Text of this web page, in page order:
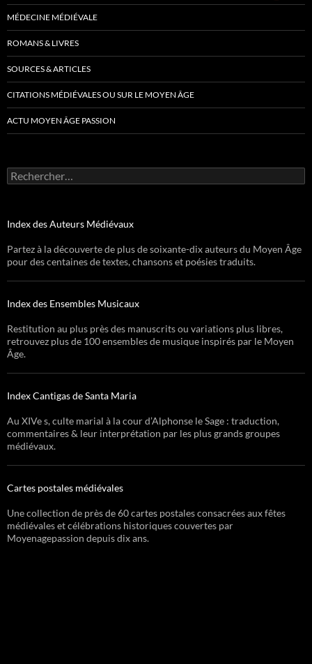
MÉDECINE MÉDIÉVALE
ROMANS & LIVRES
SOURCES & ARTICLES
CITATIONS MÉDIÉVALES OU SUR LE MOYEN ÂGE
ACTU MOYEN ÂGE PASSION
Rechercher :
Index des Auteurs Médiévaux
Partez à la découverte de plus de soixante-dix auteurs du Moyen Âge
pour des centaines de textes, chansons et poésies traduits.
Index des Ensembles Musicaux
Restitution au plus près des manuscrits ou variations plus libres,
retrouvez plus de 100 ensembles de musique inspirés par le Moyen
Âge.
Index Cantigas de Santa Maria
Au XIVe s, culte marial à la cour d’Alphonse le Sage : traduction,
commentaires & leur interprétation par les plus grands groupes
médiévaux.
Cartes postales médiévales
Une collection de près de 60 cartes postales consacrées aux fêtes
médiévales et célébrations historiques couvertes par
Moyenagepassion depuis dix ans.